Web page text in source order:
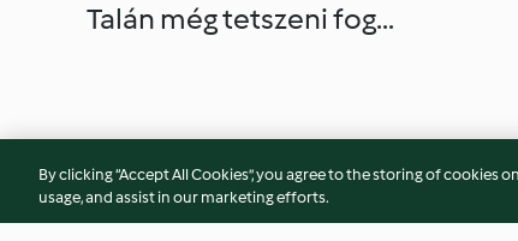
Talán még tetszeni fog...
By clicking “Accept All Cookies”, you agree to the storing of cookies
usage, and assist in our marketing efforts.